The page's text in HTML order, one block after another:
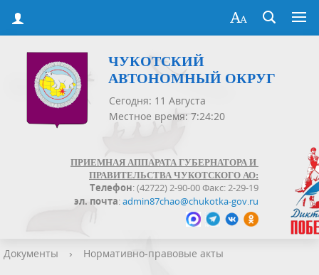
ЧУКОТСКИЙ
АВТОНОМНЫЙ ОКРУГ
Сегодня: 11 Августа
Местное время: 7:24:20
ПРИЕМНАЯ АППАРАТА ГУБЕРНАТОРА И
ПРАВИТЕЛЬСТВА ЧУКОТСКОГО АО:
Телефон: (42722) 2-90-00 Факс: 2-29-19
эл. почта:admin87chao@chukotka-gov.ru
Документы › Нормативно-правовые акты